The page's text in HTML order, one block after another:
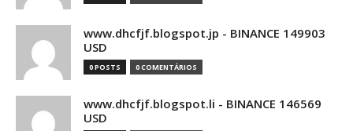
www.dhcfjf.blogspot.jp - BINANCE 149903
USD
0 POSTS 0 COMENTÁRIOS
www.dhcfjf.blogspot.li - BINANCE 146569
USD